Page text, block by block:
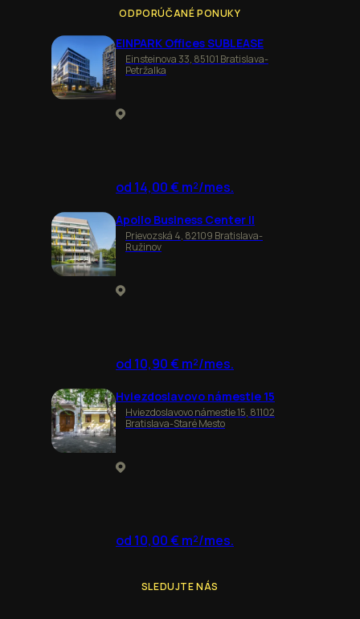
ODPORÚČANÉ PONUKY
EINPARK Offices SUBLEASE
Einsteinova 33, 85101 Bratislava-
Petržalka
od 14,00 € m²/mes.
Apollo Business Center II
Prievozská 4, 82109 Bratislava-
Ružinov
od 10,90 € m²/mes.
Hviezdoslavovo námestie 15
Hviezdoslavovo námestie 15, 81102
Bratislava-Staré Mesto
od 10,00 € m²/mes.
SLEDUJTE NÁS